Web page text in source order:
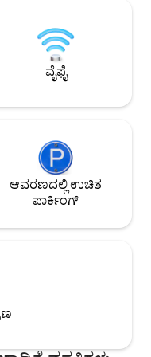
ಎಸ್ಕೇಪ್ ಅನ್ನು ಈಗಲೇ ಬುಕ್
ಅಂತಸ್ತಿನ ಮನೆಯನ್ನು
ಶಿಫಾರಸು
ವೈಫೈ
ಆವರಣದಲ್ಲಿ ಉಚಿತ
ಪಾರ್ಕಿಂಗ್